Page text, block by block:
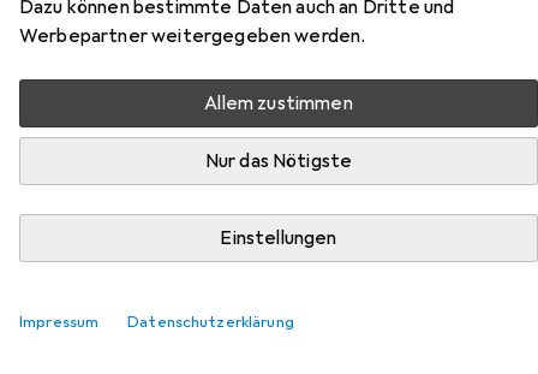
Dazu können bestimmte Daten auch an Dritte und
Werbepartner weitergegeben werden.
Allem zustimmen
Nur das Nötigste
Einstellungen
Impressum Datenschutzerklärung
Produktliste
MENGENRABATT
Schuhlöffel
EUR
9,73 bei 2 Stück